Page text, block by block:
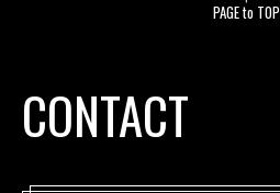
PAGE to TOP
CONTACT